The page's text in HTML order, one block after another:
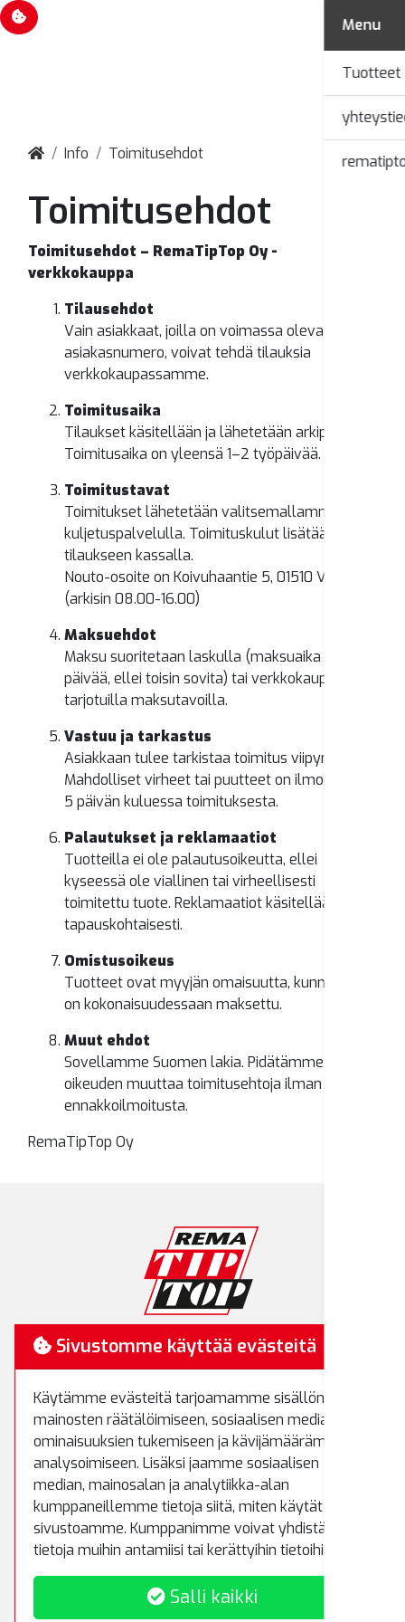
Info Toimitusehdot
Toimitusehdot
Toimitusehdot – RemaTipTop Oy -
verkkokauppa
Tilausehdot
Vain asiakkaat, joilla on voimassa oleva
asiakasnumero, voivat tehdä tilauksia
verkkokaupassamme.
Toimitusaika
Tilaukset käsitellään ja lähetetään arkipäivisin.
Toimitusaika on yleensä 1–2 työpäivää.
Toimitustavat
Toimitukset lähetetään valitsemallamme
kuljetuspalvelulla. Toimituskulut lisätään
tilaukseen kassalla.
Nouto-osoite on Koivuhaantie 5, 01510 VANTAA
(arkisin 08.00-16.00)
Maksuehdot
Maksu suoritetaan laskulla (maksuaika 14
päivää, ellei toisin sovita) tai verkkokaupassa
tarjotuilla maksutavoilla.
Vastuu ja tarkastus
Asiakkaan tulee tarkistaa toimitus viipymättä.
Mahdolliset virheet tai puutteet on ilmoitettava
5 päivän kuluessa toimituksesta.
Palautukset ja reklamaatiot
Tuotteilla ei ole palautusoikeutta, ellei
kyseessä ole viallinen tai virheellisesti
toimitettu tuote. Reklamaatiot käsitellään
tapauskohtaisesti.
Omistusoikeus
Tuotteet ovat myyjän omaisuutta, kunnes ne
on kokonaisuudessaan maksettu.
Muut ehdot
Sovellamme Suomen lakia. Pidätämme
oikeuden muuttaa toimitusehtoja ilman
ennakkoilmoitusta.
RemaTipTop Oy
RemaTipTop
01510 Vantaa
Puh.(09) 8700 520
Fax.(09) 8700 522
rematiptop@rematiptop.fi
Myynti ja varasto
Koivuhaantie 5
01510 Vantaa
Menu
Tuotteet
Evästevalinnat
Sivustomme käyttää evästeitä
Käytämme evästeitä tarjoamamme sisällön ja
mainosten räätälöimiseen, sosiaalisen median
ominaisuuksien tukemiseen ja kävijämäärämme
analysoimiseen. Lisäksi jaamme sosiaalisen
median, mainosalan ja analytiikka-alan
kumppaneillemme tietoja siitä, miten käytät
sivustoamme. Kumppanimme voivat yhdistää näitä
tietoja muihin antamiisi tai kerättyihin tietoihin.
Salli kaikki